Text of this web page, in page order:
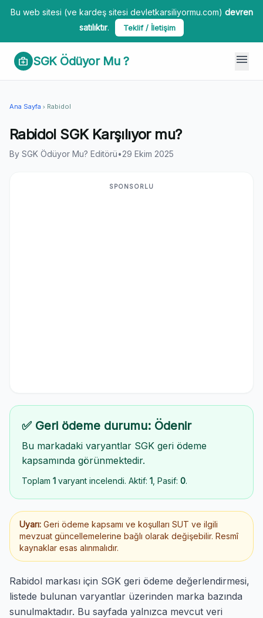
Bu web sitesi (ve kardeş sitesi devletkarsiliyormu.com) devren
satılıktır. Teklif / İletişim
medical_services SGK Ödüyor Mu ? menu
Ana Sayfa chevron_right Rabidol
Rabidol SGK Karşılıyor mu?
By SGK Ödüyor Mu? Editörü•29 Ekim 2025
SPONSORLU
✅ Geri ödeme durumu: Ödenir
Bu markadaki varyantlar SGK geri ödeme
kapsamında görünmektedir.
Toplam 1 varyant incelendi. Aktif: 1 , Pasif: 0.
Uyarı: Geri ödeme kapsamı ve koşulları SUT ve ilgili
mevzuat güncellemelerine bağlı olarak değişebilir. Resmî
kaynaklar esas alınmalıdır.
Rabidol markası için SGK geri ödeme değerlendirmesi,
listede bulunan varyantlar üzerinden marka bazında
sunulmaktadır. Bu sayfada yalnızca mevcut veri